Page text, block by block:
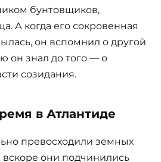
бунтовщиков,
А когда его сокровенная
он вспомнил о другой
он знал до того — о
созидания.
в Атлантиде
превосходили земных
вскоре они подчинились